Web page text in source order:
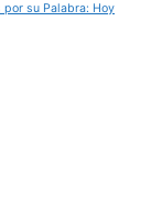
por su Palabra: Hoy